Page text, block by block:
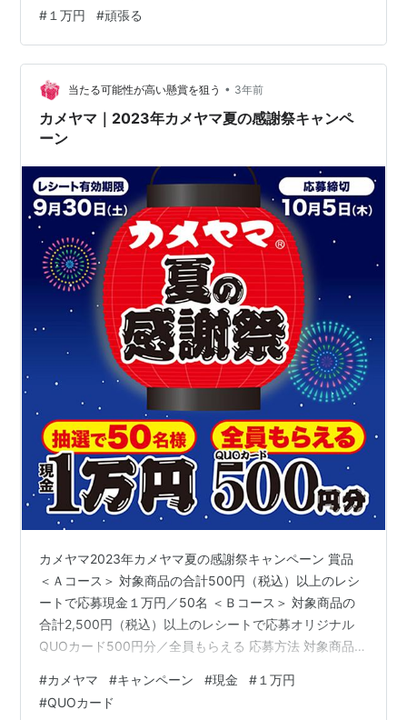
コツコツ頑張っていきます！ 本当なら２１日に記事を完
成させて起きたときに多少収益がある状態でズルをする
予定でしたがやる気になれなかったので本当に１０日で
５桁挑戦へ！ 達成できれば自信…
# １万円 #頑張る
当たる可能性が高い懸賞を狙う • 3年前
カメヤマ｜2023年カメヤマ夏の感謝祭キャンペ
ーン
カメヤマ2023年カメヤマ夏の感謝祭キャンペーン 賞品
＜Ａコース＞ 対象商品の合計500円（税込）以上のレシ
ートで応募現金１万円／50名 ＜Ｂコース＞ 対象商品の
合計2,500円（税込）以上のレシートで応募オリジナル
QUOカード500円分／全員もらえる 応募方法 対象商品を
名の記載があるもの）合計金額【Ａコース】500円分
（税込）以上、【Ｂコース】2,500円分（税込）以上を１
#カメヤマ #キャンペーン #現金 # １万円
#QUOカード